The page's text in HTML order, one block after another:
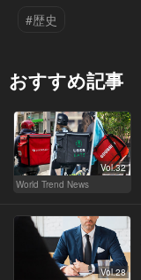
#歴史
おすすめ記事
Vol.32
World Trend News
Vol.28